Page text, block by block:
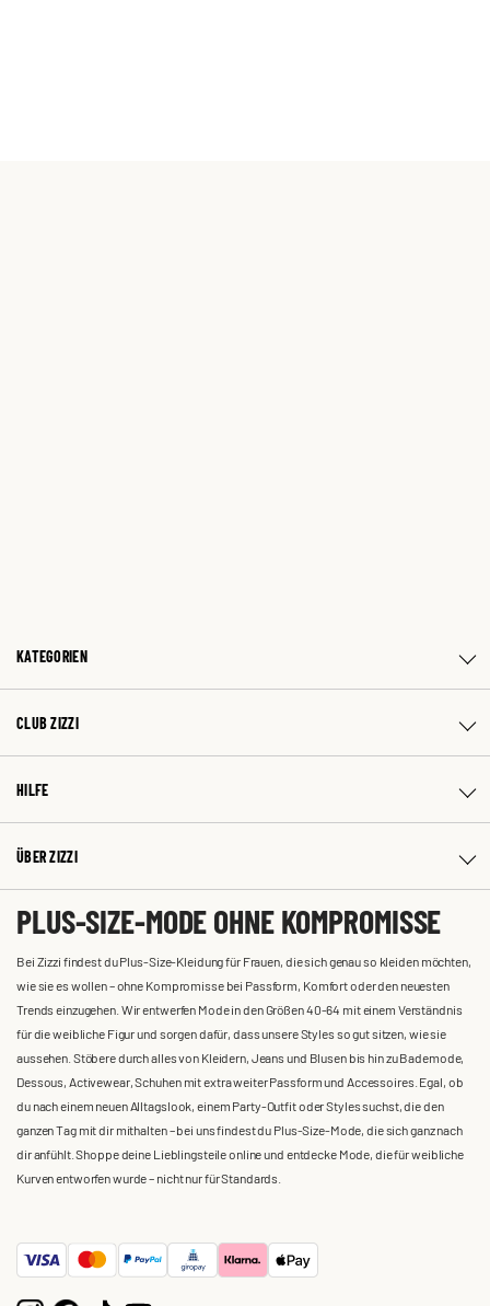
KATEGORIEN
CLUB ZIZZI
HILFE
ÜBER ZIZZI
PLUS-SIZE-MODE OHNE KOMPROMISSE
Bei Zizzi findest du Plus-Size-Kleidung für Frauen, die sich genau so kleiden möchten,
wie sie es wollen – ohne Kompromisse bei Passform, Komfort oder den neuesten
Trends einzugehen. Wir entwerfen Mode in den Größen 40-64 mit einem Verständnis
für die weibliche Figur und sorgen dafür, dass unsere Styles so gut sitzen, wie sie
aussehen. Stöbere durch alles von Kleidern, Jeans und Blusen bis hin zu Bademode,
Dessous, Activewear, Schuhen mit extra weiter Passform und Accessoires. Egal, ob
du nach einem neuen Alltagslook, einem Party-Outfit oder Styles suchst, die den
ganzen Tag mit dir mithalten – bei uns findest du Plus-Size-Mode, die sich ganz nach
dir anfühlt. Shoppe deine Lieblingsteile online und entdecke Mode, die für weibliche
Kurven entworfen wurde – nicht nur für Standards.